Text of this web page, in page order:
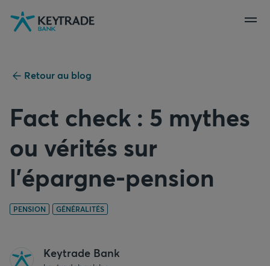
Aller
Aller
Aller
au
Retour au blog
Fact check : 5 mythes
ou vérités sur
l’épargne-pension
PENSION GÉNÉRALITÉS
Keytrade Bank